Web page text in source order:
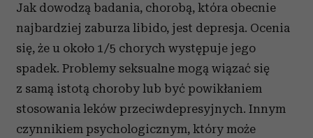
Jak dowodzą badania, chorobą, która obecnie
najbardziej zaburza libido, jest depresja. Ocenia
się, że u około 1/5 chorych występuje jego
spadek. Problemy seksualne mogą wiązać się
z samą istotą choroby lub być powikłaniem
stosowania leków przeciwdepresyjnych. Innym
czynnikiem psychologicznym, który może